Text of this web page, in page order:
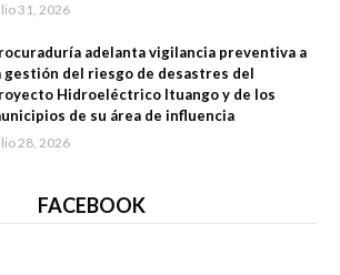
31, 2026
adelanta vigilancia preventiva a
gestión del riesgo de desastres del
Hidroeléctrico Ituango y de los
de su área de influencia
28, 2026
FACEBOOK